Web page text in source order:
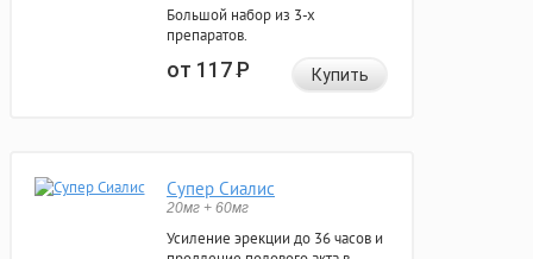
Большой набор из 3-х
препаратов.
от 117Р Купить
Супер Сиалис
20мг + 60мг
Усиление эрекции до 36 часов и